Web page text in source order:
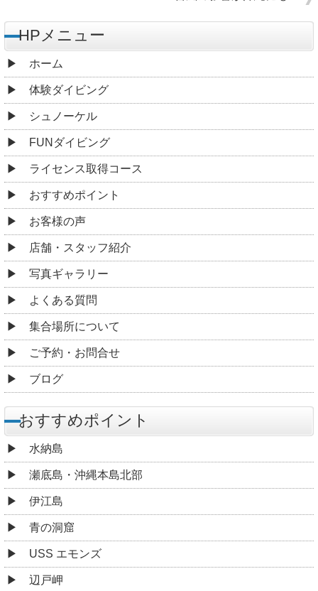
HPメニュー
ホーム
体験ダイビング
シュノーケル
FUNダイビング
ライセンス取得コース
おすすめポイント
お客様の声
店舗・スタッフ紹介
写真ギャラリー
よくある質問
集合場所について
ご予約・お問合せ
ブログ
おすすめポイント
水納島
瀬底島・沖縄本島北部
伊江島
青の洞窟
USS エモンズ
辺戸岬